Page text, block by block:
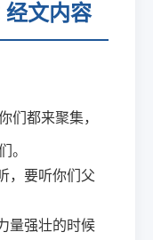
经文内容
们都来聚集，
。
，要听你们父
量强壮的时候